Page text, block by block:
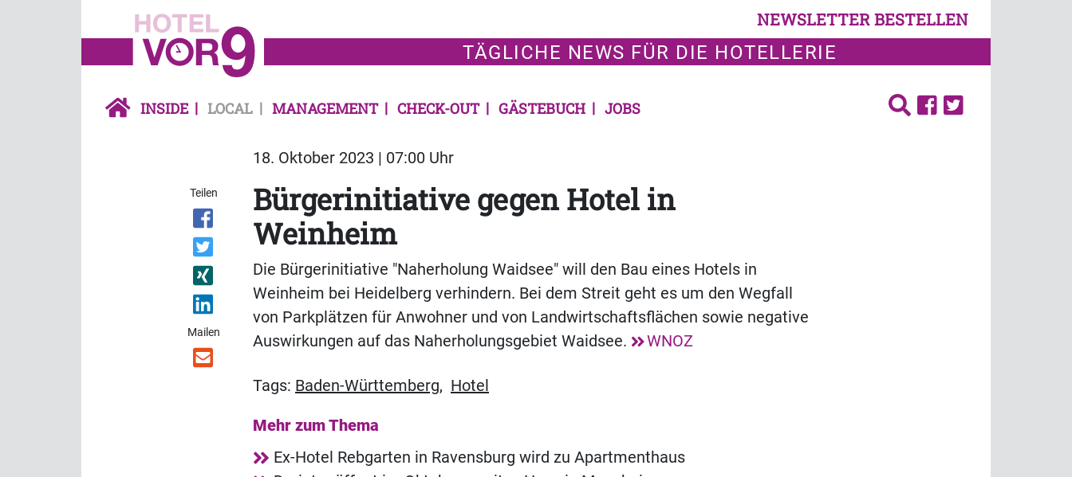
NEWSLETTER BESTELLEN
TÄGLICHE NEWS FÜR DIE HOTELLERIE
INSIDE LOCAL MANAGEMENT CHECK-OUT GÄSTEBUCH JOBS
18. Oktober 2023 | 07:00 Uhr
Teilen
Mailen
Bürgerinitiative gegen Hotel in
Weinheim
Die Bürgerinitiative "Naherholung Waidsee" will den Bau eines Hotels in
Weinheim bei Heidelberg verhindern. Bei dem Streit geht es um den Wegfall
von Parkplätzen für Anwohner und von Landwirtschaftsflächen sowie negative
Auswirkungen auf das Naherholungsgebiet Waidsee.
WNOZ
Tags: Baden-Württemberg, Hotel
Mehr zum Thema
Ex-Hotel Rebgarten in Ravensburg wird zu Apartmenthaus